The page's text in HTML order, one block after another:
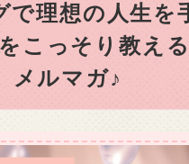
で理想の人生を
こっそり教え
メルマガ♪